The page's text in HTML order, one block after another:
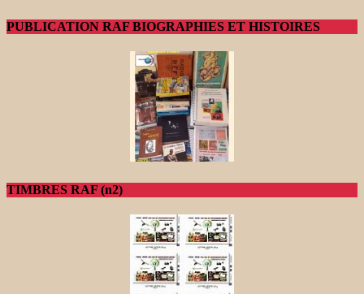
PUBLICATION RAF BIOGRAPHIES ET HISTOIRES
TIMBRES RAF (n2)